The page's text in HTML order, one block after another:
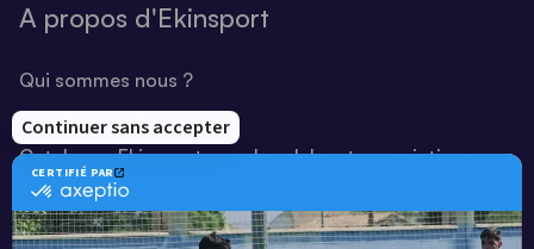
A propos d'Ekinsport
Qui sommes nous ?
Notre savoir-faire
Catalogue Ekinsport pour les clubs et associations
Catalogue running Ekinsport
Blog